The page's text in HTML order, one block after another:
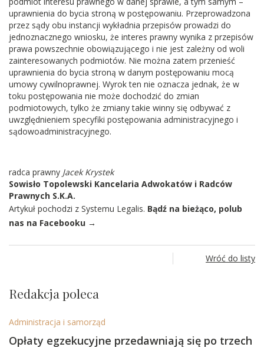
uprawnienia do bycia stroną w postępowaniu. Przeprowadzona
przez sądy obu instancji wykładnia przepisów prowadzi do
jednoznacznego wniosku, że interes prawny wynika z przepisów
prawa powszechnie obowiązującego i nie jest zależny od woli
zainteresowanych podmiotów. Nie można zatem przenieść
uprawnienia do bycia stroną w danym postępowaniu mocą
umowy cywilnoprawnej. Wyrok ten nie oznacza jednak, że w
toku postępowania nie może dochodzić do zmian
podmiotowych, tylko że zmiany takie winny się odbywać z
uwzględnieniem specyfiki postępowania administracyjnego i
sądowoadministracyjnego.
radca prawny Jacek Krystek
Sowisło Topolewski Kancelaria Adwokatów i Radców
Prawnych S.K.A.
Artykuł pochodzi z Systemu Legalis. Bądź na bieżąco, polub
nas na Facebooku →
Wróć do listy
Redakcja poleca
Administracja i samorząd
Opłaty egzekucyjne przedawniają się po trzech